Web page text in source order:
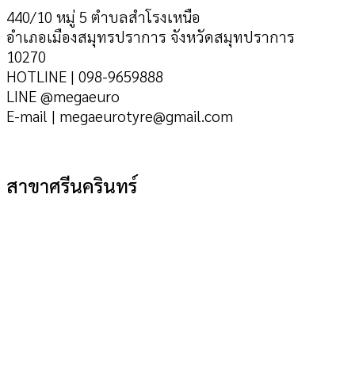
440/10 หมู่ 5 ตำบลสำโรงเหนือ
อำเภอเมืองสมุทรปราการ จังหวัดสมุทปราการ
10270
HOTLINE | 098-9659888
LINE @megaeuro
E-mail | megaeurotyre@gmail.com
สาขาศรีนครินทร์